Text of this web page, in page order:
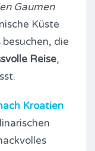
Gaumen
Küste
die
Reise,
Kroatien